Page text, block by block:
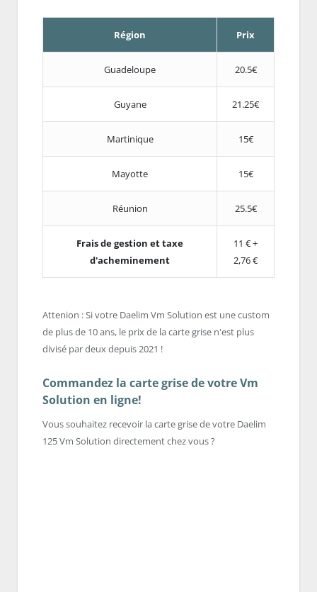
Région Prix
Guadeloupe 20.5€
Guyane 21.25€
Martinique 15€
Mayotte 15€
Réunion 25.5€
Frais de gestion et taxe
d'acheminement
11 € +
2,76 €
Attenion : Si votre Daelim Vm Solution est une custom
de plus de 10 ans, le prix de la carte grise n'est plus
divisé par deux depuis 2021 !
Commandez la carte grise de votre Vm
Solution en ligne!
Vous souhaitez recevoir la carte grise de votre Daelim
125 Vm Solution directement chez vous ?